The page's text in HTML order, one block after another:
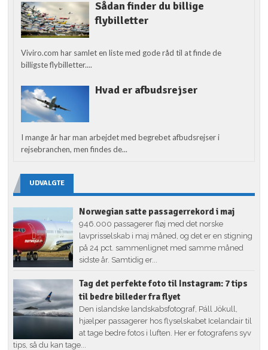
Sådan finder du billige
flybilletter
Viviro.com har samlet en liste med gode råd til at finde de
billigste flybilletter....
Hvad er afbudsrejser
I mange år har man arbejdet med begrebet afbudsrejser i
rejsebranchen, men findes de...
UDVALGTE
Norwegian satte passagerrekord i maj
946.000 passagerer fløj med det norske
lavprisselskab i maj måned, og det er en stigning
på 24 pct. sammenlignet med samme måned
sidste år. Samtidig er...
Tag det perfekte foto til Instagram: 7 tips
til bedre billeder fra flyet
Den islandske landskabsfotograf, Páll Jökull,
hjælper passagerer hos flyselskabet Icelandair til
at tage bedre fotos i luften. Her er fotografens syv
tips, så du kan tage...